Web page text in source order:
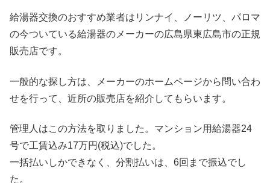
給湯器交換のおすすめ業者はリンナイ、ノーリツ、パロマ
の今ついている給湯器のメーカーの広島県東広島市の正規
販売店です。
一般的な探し方は、メーカーのホームページから問い合わ
せを行って、近所の販売店を紹介してもらいます。
管理人はこの方法を取りました。マンション用給湯器24
号で工賃込み17万円(税込)でした。
一括払いしかできなく、分割払いは、6回まで振込でし
た。